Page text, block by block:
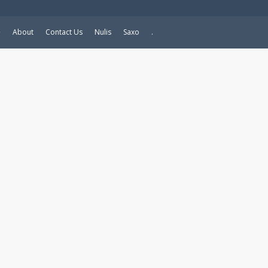
About Contact Us Nulis Saxo .